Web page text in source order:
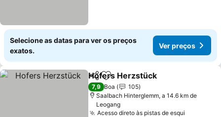
Selecione as datas para ver os preços
exatos.
Ver preços
PartilharAdicionar aos favoritos
Hofers Herzstück
7,9 Boa
105
Saalbach Hinterglemm, a 14.6 km de
Leogang
Acesso direto às pistas de esqui